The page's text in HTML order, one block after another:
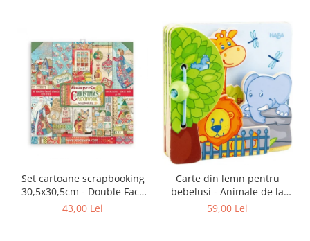
Set cartoane scrapbooking
30,5х30,5cm - Double Face
Christmas Patchwork
43,00 Lei
Carte din lemn pentru
bebelusi - Animale de la
zoo, Haba
59,00 Lei